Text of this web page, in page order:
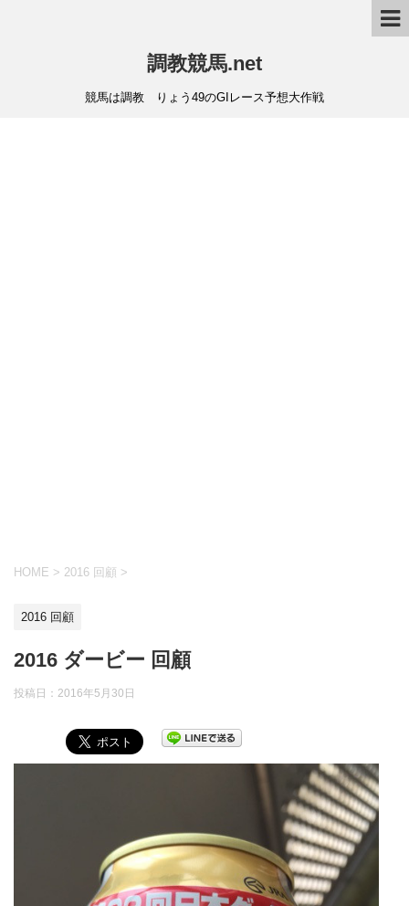
調教競馬.net
競馬は調教 りょう49のGIレース予想大作戦
HOME > 2016 回顧 >
2016 回顧
2016 ダービー 回顧
投稿日： 2016年5月30日